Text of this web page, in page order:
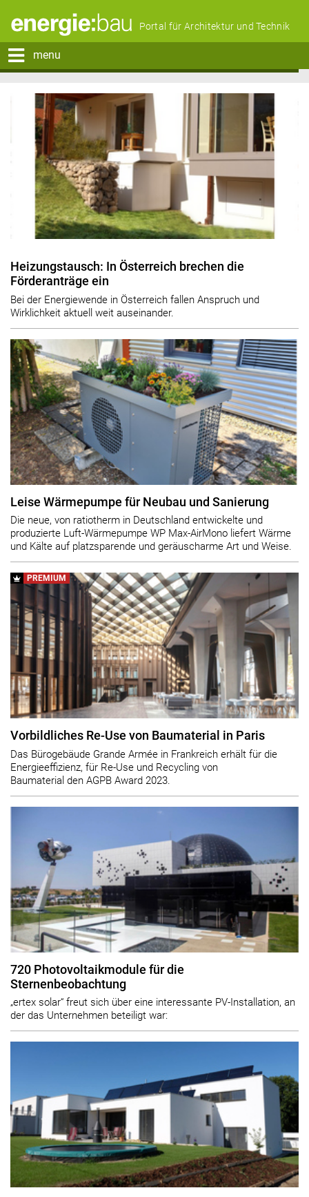
Portal für Architektur und Technik
menu
Heizungstausch: In Österreich brechen die
Förderanträge ein
Bei der Energiewende in Österreich fallen Anspruch und
Wirklichkeit aktuell weit auseinander.
Leise Wärmepumpe für Neubau und Sanierung
Die neue, von ratiotherm in Deutschland entwickelte und
produzierte Luft-Wärmepumpe WP Max-AirMono liefert Wärme
und Kälte auf platzsparende und geräuscharme Art und Weise.
PREMIUM
Vorbildliches Re-Use von Baumaterial in Paris
Das Bürogebäude Grande Armée in Frankreich erhält für die
Energieeffizienz, für Re-Use und Recycling von
Baumaterial den AGPB Award 2023.
720 Photovoltaikmodule für die
Sternenbeobachtung
„ertex solar“ freut sich über eine interessante PV-Installation, an
der das Unternehmen beteiligt war: